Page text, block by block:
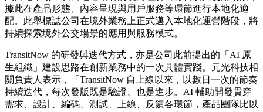
據此在產品形態、內容呈現與用戶服務等環節進行本地化適
配。此舉標誌公司在境外業務上正式邁入本地化運營階段，將
持續探索境外公交場景的應用與服務模式。
TransitNow 的研發與迭代方式，亦是公司此前提出的「AI 原
生組織」建設思路在創新業務中的一次具體實踐。元光科技相
關負責人表示，「TransitNow 自上線以來，以數日一次的節奏
持續迭代，每次發版既是驗證、也是進步。AI 輔助開發貫穿
需求、設計、編碼、測試、上線、反饋各環節，產品團隊比以